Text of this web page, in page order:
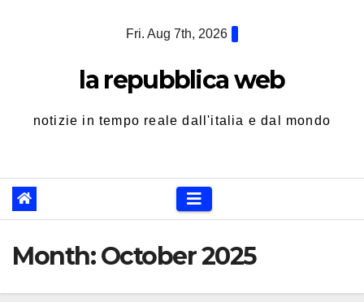
Fri. Aug 7th, 2026
la repubblica web
notizie in tempo reale dall'italia e dal mondo
Month:October 2025